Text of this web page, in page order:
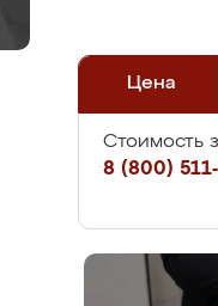
Цена
Стоимость
8 (800)